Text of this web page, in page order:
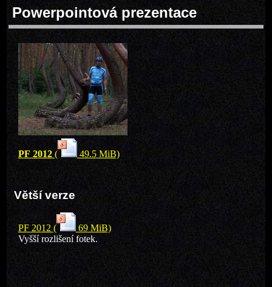
Powerpointová prezentace
PF 2012( 49.5 MiB)
Větší verze
PF 2012 (
69 MiB)
Vyšší rozlišení fotek.